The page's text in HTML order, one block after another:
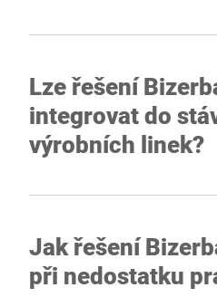
Lze řešení
integrovat do
výrobních linek?
Jak řešení
při nedostatku